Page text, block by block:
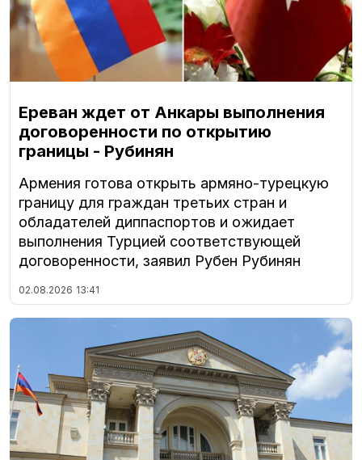
Ереван ждет от Анкары выполнения
договоренности по открытию
границы - Рубинян
Армения готова открыть армяно-турецкую
границу для граждан третьих стран и
обладателей диппаспортов и ожидает
выполнения Турцией соответствующей
договоренности, заявил Рубен Рубинян
02.08.2026 13:41